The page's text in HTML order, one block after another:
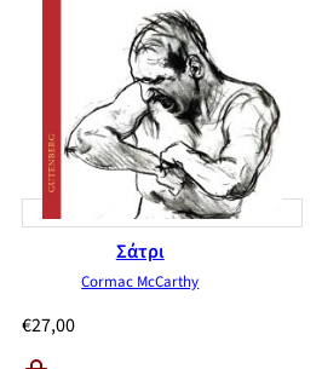
Σάτρι
Cormac McCarthy
€27,00